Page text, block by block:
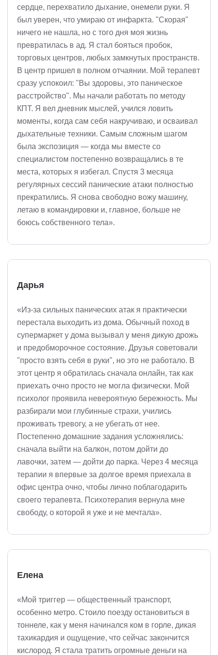
сердце, перехватило дыхание, онемели руки. Я
был уверен, что умираю от инфаркта. "Скорая"
ничего не нашла, но с того дня моя жизнь
превратилась в ад. Я стал бояться пробок,
торговых центров, любых замкнутых пространств.
В центр пришел в полном отчаянии. Мой терапевт
сразу успокоил: "Вы здоровы, это паническое
расстройство". Мы начали работать по методу
КПТ. Я вел дневник мыслей, учился ловить
моменты, когда сам себя накручиваю, и осваивал
дыхательные техники. Самым сложным шагом
была экспозиция — когда мы вместе со
специалистом постепенно возвращались в те
места, которых я избегал. Спустя 3 месяца
регулярных сессий панические атаки полностью
прекратились. Я снова свободно вожу машину,
летаю в командировки и, главное, больше не
боюсь собственного тела».
Дарья
«Из-за сильных панических атак я практически
перестала выходить из дома. Обычный поход в
супермаркет у дома вызывал у меня дикую дрожь
и предобморочное состояние. Друзья советовали
"просто взять себя в руки", но это не работало. В
этот центр я обратилась сначала онлайн, так как
приехать очно просто не могла физически. Мой
психолог проявила невероятную бережность. Мы
разбирали мои глубинные страхи, учились
проживать тревогу, а не убегать от нее.
Постепенно домашние задания усложнялись:
сначала выйти на балкон, потом дойти до
лавочки, затем — дойти до парка. Через 4 месяца
терапии я впервые за долгое время приехала в
офис центра очно, чтобы лично поблагодарить
своего терапевта. Психотерапия вернула мне
свободу, о которой я уже и не мечтала».
Елена
«Мой триггер — общественный транспорт,
особенно метро. Стоило поезду остановиться в
тоннеле, как у меня начинался ком в горле, дикая
тахикардия и ощущение, что сейчас закончится
кислород. Я стала тратить огромные деньги на